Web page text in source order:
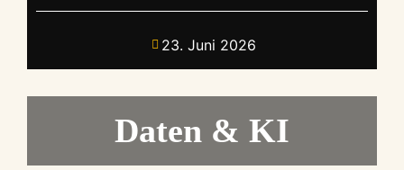
23. Juni 2026
Daten & KI